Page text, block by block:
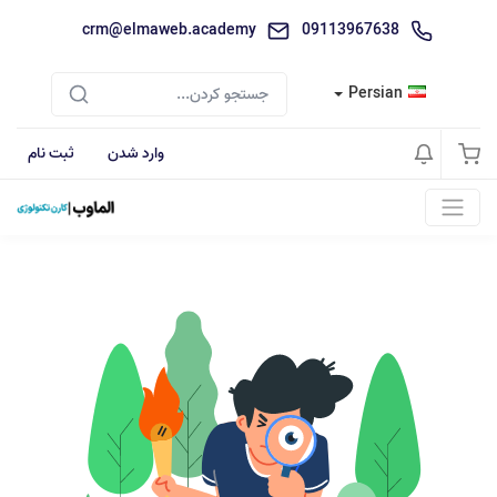
09113967638
crm@elmaweb.academy
Persian
وارد شدن ثبت نام